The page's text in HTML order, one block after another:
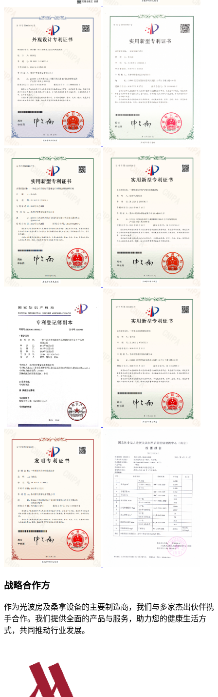
战略合作方
作为光波房及桑拿设备的主要制造商，我们与多家杰出伙伴携
手合作。我们提供全面的产品与服务，助力您的健康生活方
式，共同推动行业发展。